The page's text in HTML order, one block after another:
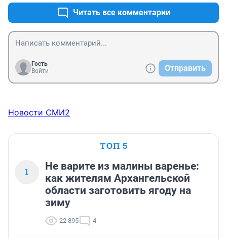
Читать все комментарии
Гость
Войти
Отправить
Новости СМИ2
ТОП 5
1
Не варите из малины варенье:
как жителям Архангельской
области заготовить ягоду на
зиму
22 895 4